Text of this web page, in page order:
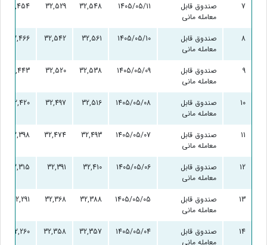
7
صندوق قابل
معامله مانی
1405/05/11
32,548
32,529
32,454
8
صندوق قابل
معامله مانی
1405/05/10
32,561
32,542
32,466
9
صندوق قابل
معامله مانی
1405/05/09
32,538
32,520
32,443
10
صندوق قابل
معامله مانی
1405/05/08
32,516
32,497
32,420
11
صندوق قابل
معامله مانی
1405/05/07
32,493
32,474
32,398
12
صندوق قابل
معامله مانی
1405/05/06
32,410
32,391
32,315
13
صندوق قابل
معامله مانی
1405/05/05
32,388
32,368
32,291
14
صندوق قابل
معامله مانی
1405/05/04
32,357
32,358
32,260